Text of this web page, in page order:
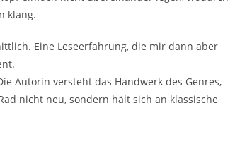
klang.
Eine Leseerfahrung, die mir dann aber
Autorin versteht das Handwerk des Genres,
nicht neu, sondern hält sich an klassische